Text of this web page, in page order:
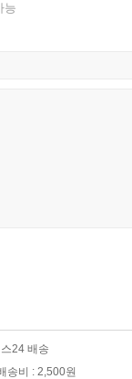
능
24 배송
송비 : 2,500원